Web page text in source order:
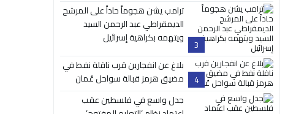
3
ترامب يشن هجوماً حاداً على المرشح
الديمقراطي عبد الرحمن السيد
ويتهمه بكراهية إسرائيل
4
بلاغ عن انفجارين قرب ناقلة نفط في
مضيق هرمز قبالة سواحل عُمان
جدل واسع في فلسطين عقب